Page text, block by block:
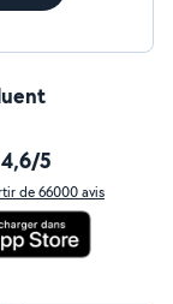
4,6/5
de 66000 avis